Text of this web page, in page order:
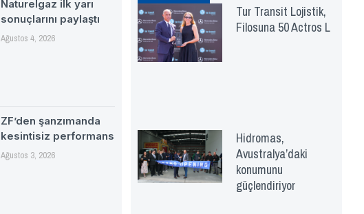
Naturelgaz ilk yarı
sonuçlarını paylaştı
Ağustos 4, 2026
ZF’den şanzımanda
kesintisiz performans
Ağustos 3, 2026
Tur Transit Lojistik,
Filosuna 50 Actros L
Hidromas,
Avustralya’daki
konumunu
güçlendiriyor